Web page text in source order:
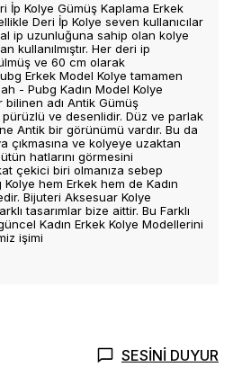
İp Kolye Gümüş Kaplama Erkek
Deri İp Kolye seven kullanıcılar
ip uzunluğuna sahip olan kolye
kullanılmıştır. Her deri ip
ve 60 cm olarak
Erkek Model Kolye tamamen
- Pubg Kadın Model Kolye
bilinen adı Antik Gümüş
pürüzlü ve desenlidir. Düz ve parlak
Antik bir görünümü vardır. Bu da
çıkmasına ve kolyeye uzaktan
hatlarını görmesini
çekici biri olmanıza sebep
hem Erkek hem de Kadın
Bijuteri Aksesuar Kolye
tasarımlar bize aittir. Bu Farklı
Kadın Erkek Kolye Modellerini
işimi
SESİNİ DUYUR